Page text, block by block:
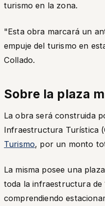
turismo en la zona.
"Esta obra marcará un
empuje del turismo en
Collado.
Sobre la plaza
La obra será construida
Infraestructura Turística
Turismo, por un monto
La misma posee una
toda la infraestructura de
comprendiendo